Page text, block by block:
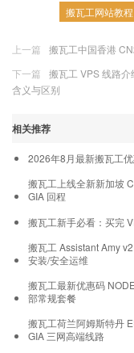
搬瓦工网站教程
上一篇
搬瓦工中国香港
下一篇
搬瓦工 VPS 线路
含义与区别
相关推荐
2026年8月最新搬瓦工
搬瓦工上线全新新加坡
GIA 回程
搬瓦工新手必看：买完
搬瓦工 Assistant Amy
安装/安全运维
搬瓦工最新优惠码
部常规套餐
搬瓦工荷兰阿姆斯特丹
GIA 三网高端线路